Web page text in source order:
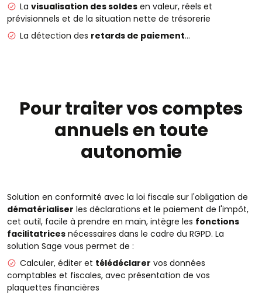
La visualisation des soldes en valeur, réels et
prévisionnels et de la situation nette de trésorerie
La détection des retards de paiement…
Pour traiter vos comptes
annuels en toute
autonomie
Solution en conformité avec la loi fiscale sur l'obligation de
dématérialiser les déclarations et le paiement de l'impôt,
cet outil, facile à prendre en main, intègre les fonctions
facilitatrices nécessaires dans le cadre du RGPD. La
solution Sage vous permet de :
Calculer, éditer et télédéclarer vos données
comptables et fiscales, avec présentation de vos
plaquettes financières